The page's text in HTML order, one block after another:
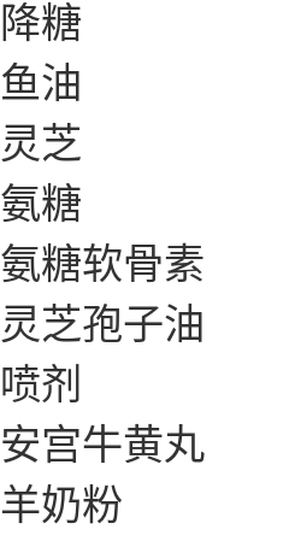
降糖
鱼油
灵芝
氨糖
氨糖软骨素
灵芝孢子油
喷剂
安宫牛黄丸
羊奶粉